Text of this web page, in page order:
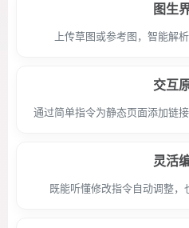
图生
上传草图或参考图，智能解
交互
通过简单指令为静态页面添加链
灵活
既能听懂修改指令自动调整